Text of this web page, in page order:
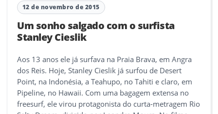
12 de novembro de 2015
Um sonho salgado com o surfista
Stanley Cieslik
Aos 13 anos ele já surfava na Praia Brava, em Angra
dos Reis. Hoje, Stanley Cieslik já surfou de Desert
Point, na Indonésia, a Teahupo, no Tahiti e claro, em
Pipeline, no Hawaii. Com uma bagagem extensa no
freesurf, ele virou protagonista do curta-metragem Rio